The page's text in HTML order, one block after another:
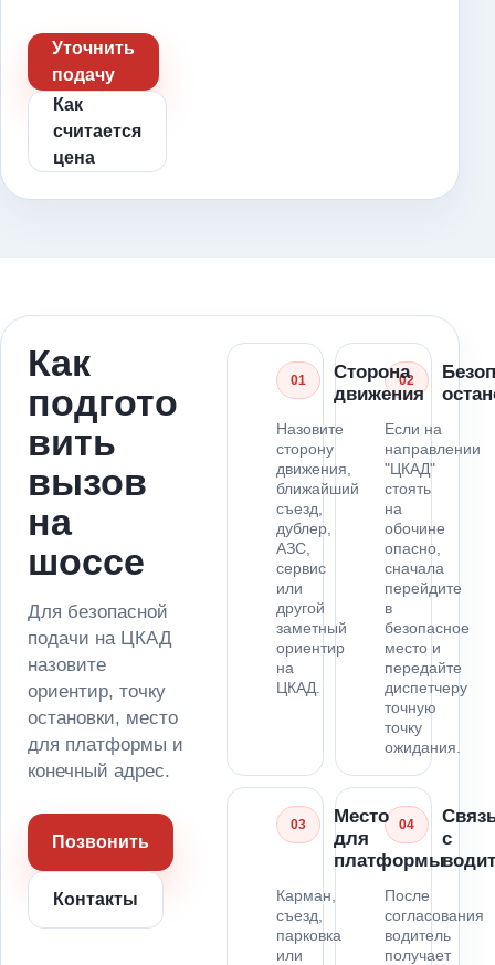
Уточнить
подачу
Как
считается
цена
Как
подгото
вить
вызов
на
шоссе
Для безопасной
подачи на ЦКАД
назовите
ориентир, точку
остановки, место
для платформы и
конечный адрес.
Позвонить
Контакты
01
Сторона
движения
Назовите
сторону
движения,
ближайший
съезд,
дублер,
АЗС,
сервис
или
другой
заметный
ориентир
на
ЦКАД.
02
Если на
направлении
"ЦКАД"
стоять
на
обочине
опасно,
сначала
перейдите
в
безопасное
место и
передайте
диспетчеру
точную
точку
ожидания.
03
Место
для
платформы
Карман,
съезд,
парковка
или
04
с
После
согласования
водитель
получает